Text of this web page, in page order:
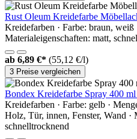
Rust Oleum Kreidefarbe
Kreidefarben · Farbe: braun,
Materialeigenschaften: matt,
ab 6,89 €* (55,12 €/l)
3 Preise vergleichen
Bondex Kreidefarbe Spray 400
Kreidefarben · Farbe: gelb ·
Holz, Tür, innen, Fenster, Wand ·
schnelltrocknend